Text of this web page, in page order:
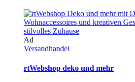
Ad
Versandhandel
rtWebshop deko und mehr